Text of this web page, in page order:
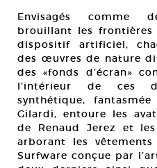
Envisagés comme
brouillant les
dispositif artificiel,
des œuvres de nature
des «fonds d’écran»
l’intérieur de ces
synthétique,
Gilardi, entoure les
de Renaud Jerez et
arborant les
Surfware conçue par